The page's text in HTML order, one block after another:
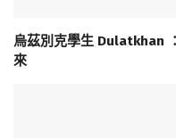
烏茲別克學生 Dulatkhan
來